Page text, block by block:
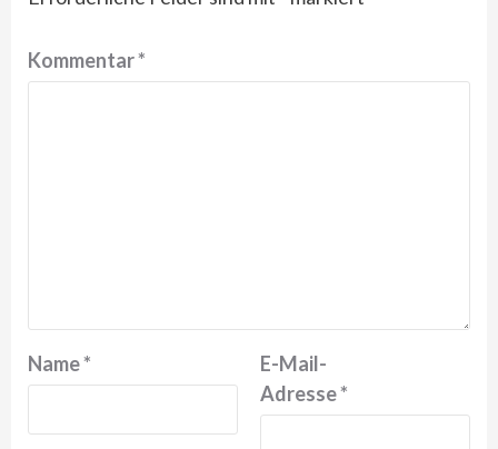
Kommentar*
Name*
E-Mail-
Adresse*